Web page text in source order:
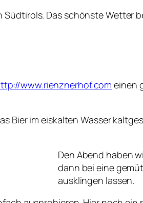
Das schönste Wetter
www.rienznerhof.com einen
Bier im eiskalten Wasser
Den Abend haben
dann bei eine
ausklingen lassen.